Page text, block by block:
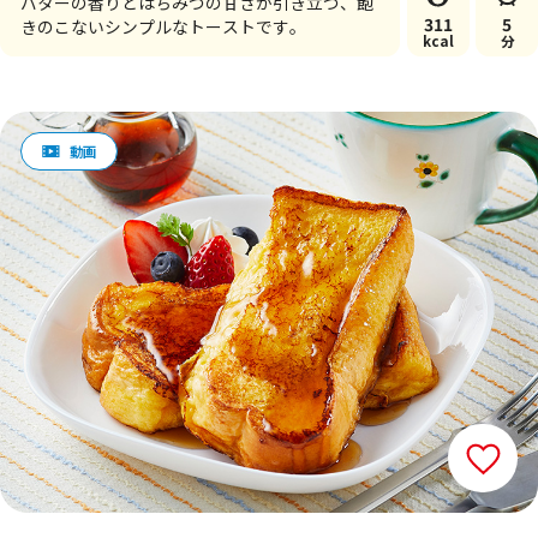
きのこないシンプルなトーストです。
311
kcal
5
分